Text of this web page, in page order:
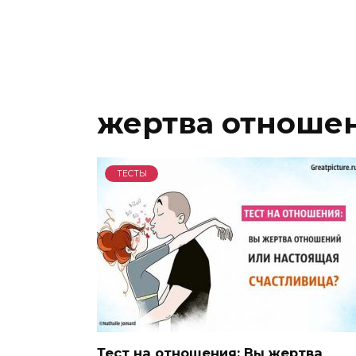
жертва
ТЕСТЫ
Тест на отношения: Вы жертва